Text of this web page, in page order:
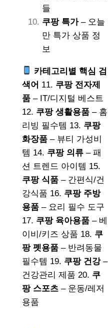
들
쿠팡 특가– 오늘
만 특가 상품 정
보
카테고리별 핵심 검
색어 11. 쿠팡 전자제
품 – IT/디지털 베스트
12. 쿠팡 생활용품 – 홈
리빙 필수템 13. 쿠팡
화장품 – 뷰티 가성비
템 14. 쿠팡 의류 – 패
션 트렌드 아이템 15.
쿠팡 식품 – 간편식/건
강식품 16. 쿠팡 주방
용품 – 요리 필수 도구
17. 쿠팡 육아용품 – 베
이비/키즈 상품 18. 쿠
팡 펫용품 – 반려동물
필수템 19. 쿠팡 건강–
건강관리 제품 20. 쿠
팡 스포츠 – 운동/레저
용품